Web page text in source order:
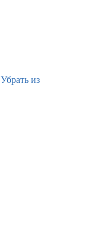
Убрать из